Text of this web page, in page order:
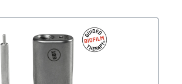
einfachen und sicheren
PERIOFLOW® Nozzle Inhalt 1